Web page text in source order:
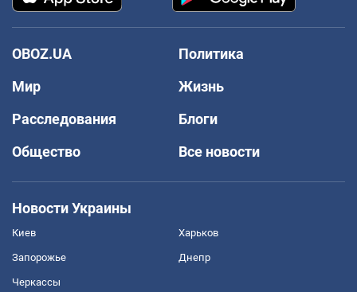
OBOZ.UA
Политика
Мир
Жизнь
Расследования
Блоги
Общество
Все новости
Новости Украины
Киев Харьков
Запорожье Днепр
Черкассы